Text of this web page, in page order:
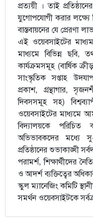
প্রত্যয়ী । তাই
যুগোপযোগী করার লক্ষ্যে
বাস্তবায়নের যে প্রেরণা
এই ওয়েবসাইটের মাধ্যম
মাধ্যমে বিভিন্ন ছবি,
কার্যক্রমসমূহ (বার্ষিক
সাংস্কৃতিক সপ্তাহ
প্রকাশ, গ্রন্থাগার,
দিবসসমূহ সহ)
ওয়েবসাইটের মাধ্যমে
বিদ্যালয়কে পরিচিত
অভিভাবকদের মধ্যে
প্রতিষ্ঠানের শুভাকাঙ্খী
পরামর্শ, শিক্ষার্থীদের
ও আদর্শ ব্যক্তিত্বের
স্কুল ম্যানেজিং কমিটি
সমর্থন ওয়েবসাইটকে